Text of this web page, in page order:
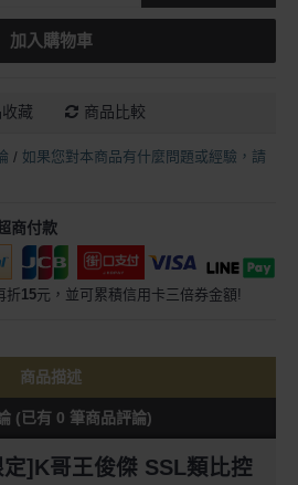
加入購物車
藏 商品比較
/ 如果您對本商品有什麼問題或經驗，請
商付款
折15元，並可累積信用卡三倍券金額!
商品描述
(已有 0 筆商品評論)
]K哥王俊傑 SSL類比控